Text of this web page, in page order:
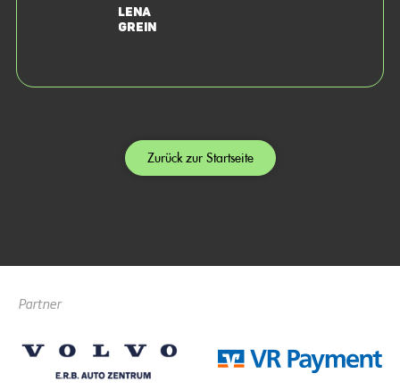
Lena
Grein
Zurück zur Startseite
Partner